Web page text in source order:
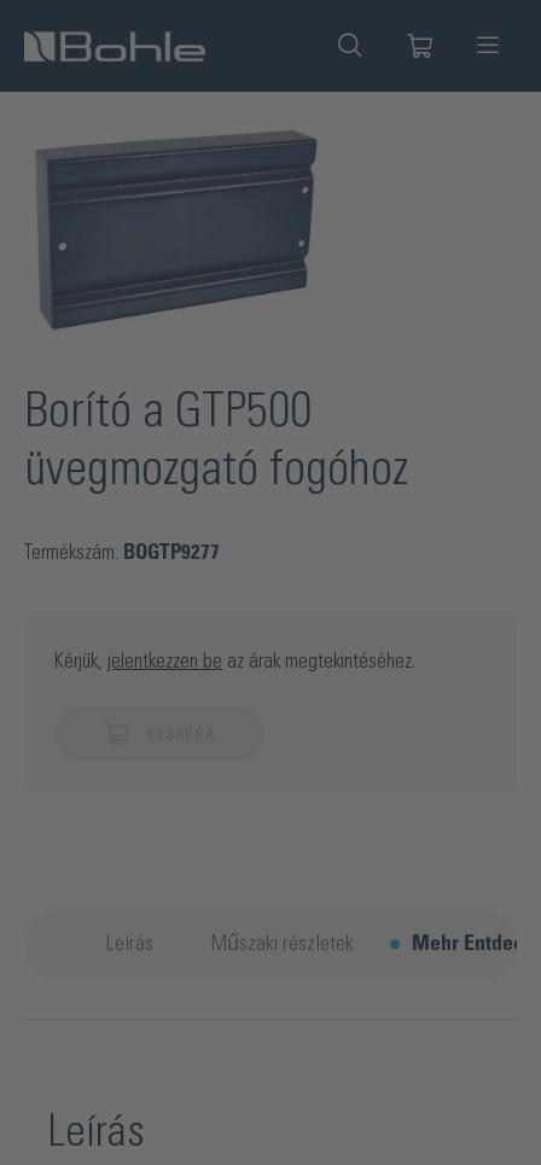
Borító a GTP500
üvegmozgató fogóhoz
Termékszám: BOGTP9277
Kérjük, jelentkezzen be az árak megtekintéséhez.
Leírás Műszaki részletek Mehr
Leírás